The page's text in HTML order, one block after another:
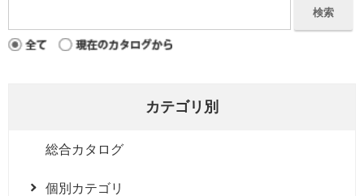
カテゴリ別
総合カタログ
個別カテゴリ